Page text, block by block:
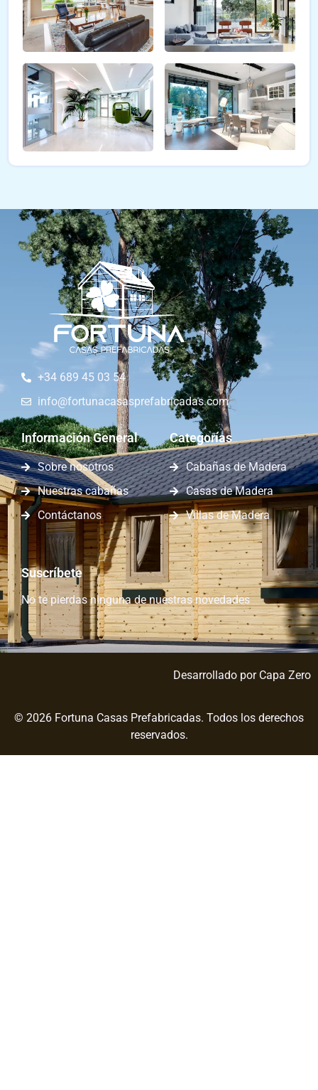
+34 689 45 03 54
info@fortunacasasprefabricadas.com
Información General
Sobre nosotros
Nuestras cabañas
Contáctanos
Categorías
Cabañas de Madera
Casas de Madera
Villas de Madera
Suscríbete
No te pierdas ninguna de nuestras novedades
© 2026 Fortuna Casas Prefabricadas. Todos los derechos
reservados.
Desarrollado por Capa Zero